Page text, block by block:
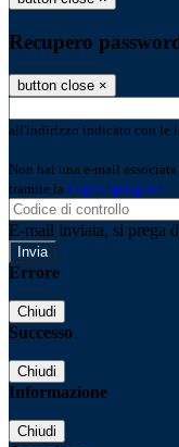
Recupero
button close ×
all'indirizzo indicato con le
Non hai una e-mail
tramite la Login Spaggiari
E-mail inviata, si prega
Errore
Chiudi
Successo
Chiudi
Informazione
Chiudi